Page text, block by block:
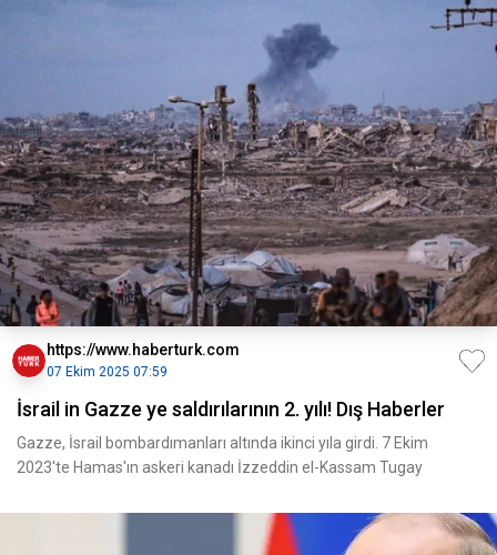
https://www.haberturk.com
07 Ekim 2025 07:59
İsrail in Gazze ye saldırılarının 2. yılı! Dış Haberler
Gazze, İsrail bombardımanları altında ikinci yıla girdi. 7 Ekim
2023'te Hamas'ın askeri kanadı İzzeddin el-Kassam Tugay